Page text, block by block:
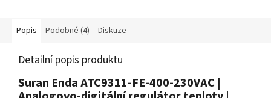
Popis Podobné (4) Diskuze
Detailní popis produktu
Suran Enda ATC9311-FE-400-230VAC |